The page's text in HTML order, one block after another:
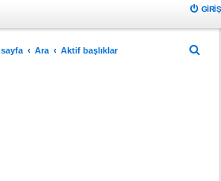
GIRIŞ
Ara Aktif başlıklar